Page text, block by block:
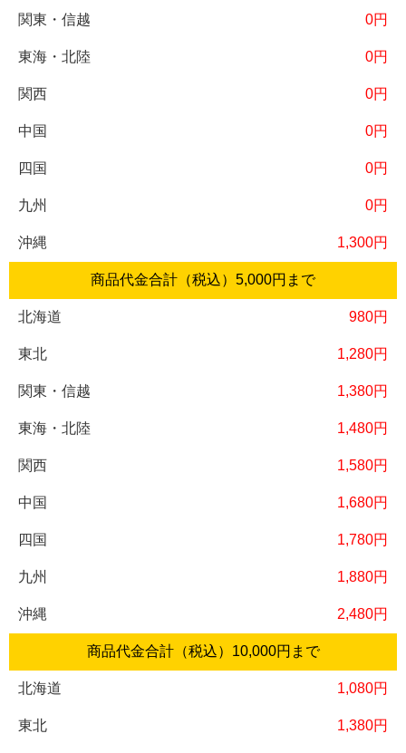
0円
0円
0円
0円
0円
0円
1,300円
商品代金合計（税込） 5,000円 まで
980円
1,280円
1,380円
1,480円
1,580円
1,680円
1,780円
1,880円
2,480円
商品代金合計（税込） 10,000円 まで
1,080円
1,380円